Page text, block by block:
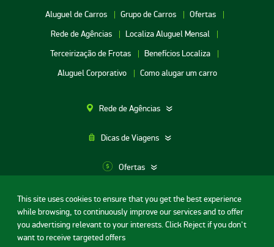
This site uses cookies to ensure that you get the best experience
while browsing, to continuously improve our services and to offer
you advertising relevant to your interests. Click Reject if you don't
want to receive targeted offers
Aluguel de Carros Grupo de Carros
Ofertas
Rede de Agências
Localiza Aluguel Mensal
Terceirização de Frotas
Benefícios Localiza
Aluguel Corporativo
Como alugar um carro
Rede de Agências
Dicas de Viagens
Ofertas
Aluguel de Carros SP
Aluguel de Carros Porto Alegre
Aluguel de Carros RJ
Termos de uso Portal da privacidade
Segurança Digital
Contrato de Aluguel de Carros
Licença de código aberto